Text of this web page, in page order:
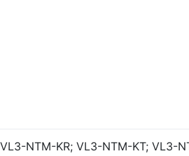
NTM-KR; VL3-NTM-KT; VL3-